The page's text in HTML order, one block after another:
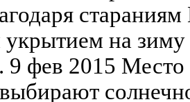
на зиму
9 фев 2015